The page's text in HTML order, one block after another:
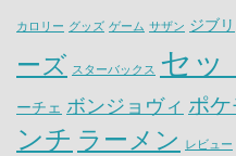
カロリー グッズ ゲーム サザン ジブリ
ーズ スターバックス セッ
ーチェ ボンジョヴィ ポ
ンチ ラーメン レビュー